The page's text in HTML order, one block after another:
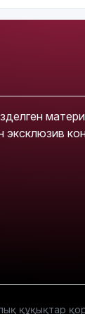
эксклюзив
құқықтар